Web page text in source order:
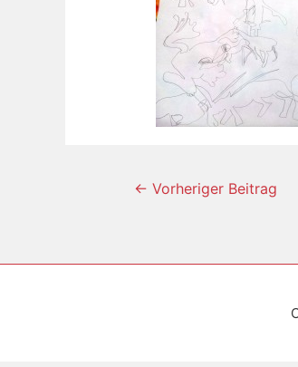
← Vorheriger Beitrag